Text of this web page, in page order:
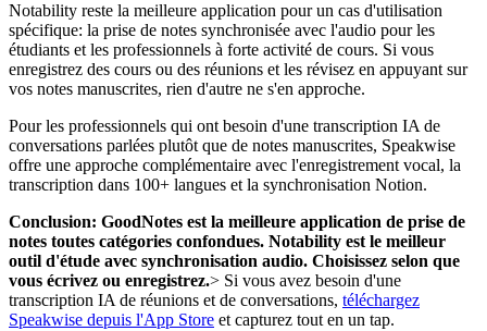
Notability reste la meilleure application pour un cas d'utilisation
spécifique: la prise de notes synchronisée avec l'audio pour les
étudiants et les professionnels à forte activité de cours. Si vous
enregistrez des cours ou des réunions et les révisez en appuyant sur
vos notes manuscrites, rien d'autre ne s'en approche.
Pour les professionnels qui ont besoin d'une transcription IA de
conversations parlées plutôt que de notes manuscrites, Speakwise
offre une approche complémentaire avec l'enregistrement vocal, la
transcription dans 100+ langues et la synchronisation Notion.
Conclusion: GoodNotes est la meilleure application de prise de
notes toutes catégories confondues. Notability est le meilleur
outil d'étude avec synchronisation audio. Choisissez selon que
vous écrivez ou enregistrez.> Si vous avez besoin d'une
transcription IA de réunions et de conversations, téléchargez
Speakwise depuis l'App Store et capturez tout en un tap.